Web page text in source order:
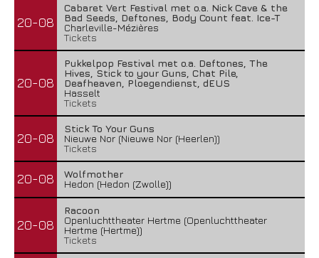
20-08
Cabaret Vert Festival met o.a. Nick Cave & the
Bad Seeds, Deftones, Body Count feat. Ice-T
Charleville-Mézières
Tickets
20-08
Pukkelpop Festival met o.a. Deftones, The
Hives, Stick to your Guns, Chat Pile,
Deafheaven, Ploegendienst, dEUS
Hasselt
Tickets
20-08
Stick To Your Guns
Nieuwe Nor (Nieuwe Nor (Heerlen))
Tickets
20-08
Wolfmother
Hedon (Hedon (Zwolle))
20-08
Racoon
Openluchttheater Hertme (Openluchttheater
Hertme (Hertme))
Tickets